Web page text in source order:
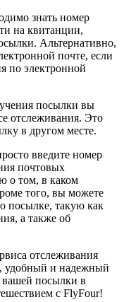
знать номер
на квитанции,
Альтернативно,
почте, если
по электронной
посылки вы
отслеживания. Это
в другом месте.
введите номер
почтовых
о том, в каком
того, вы можете
посылке, такую как
а также об
отслеживания
удобный и надежный
вашей посылки в
с FlyFour!